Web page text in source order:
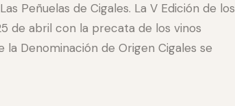
Peñuelas de Cigales. La V Edición de los
de abril con la precata de los vinos
Denominación de Origen Cigales se